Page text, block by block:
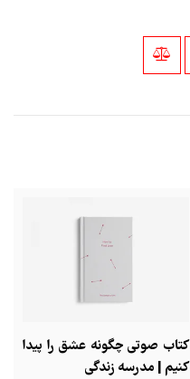
کتاب صوتی چگونه عشق را پیدا
کنیم | مدرسه زندگی